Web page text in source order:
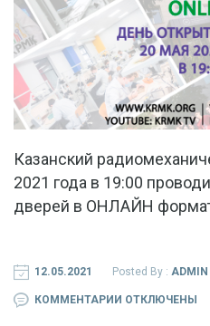
Казанский
2021 года в 19:00
дверей в ОНЛАЙН
12.05.2021 Posted By : ADMIN
КОММЕНТАРИИ КОТКЛЮЧЕНЫ